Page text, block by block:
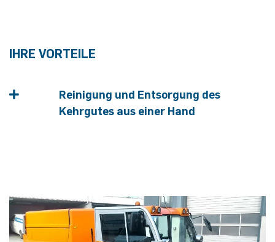
IHRE VORTEILE
Reinigung und Entsorgung des
Kehrgutes aus einer Hand